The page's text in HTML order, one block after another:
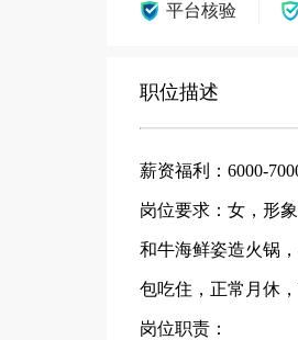
平台核验
职位描述
薪资福利：6000-
岗位要求：女，形
和牛海鲜姿造火锅
包吃住，正常月休
岗位职责：